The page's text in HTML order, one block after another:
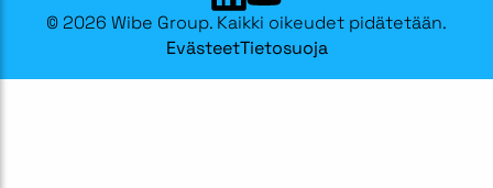
© 2026 Wibe Group. Kaikki oikeudet pidätetään.
EvästeetTietosuoja